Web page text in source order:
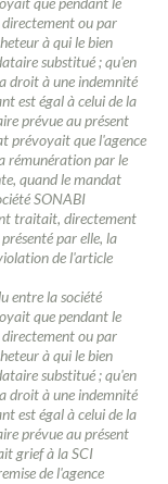
ou par
à qui le bien
substitué ; qu'en
droit à une indemnité
est égal à celui de la
prévue au présent
prévoyait que l'agence
rémunération par le
quand le mandat
SONABI
traitait, directement
par elle, la
de l'article
entre la société
que pendant le
ou par
à qui le bien
substitué ; qu'en
droit à une indemnité
est égal à celui de la
prévue au présent
grief à la SCI
de l'agence